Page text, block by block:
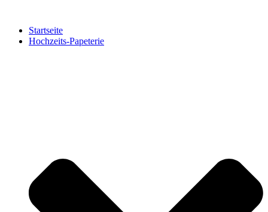
springenStartseite
Hochzeits-Papeterie